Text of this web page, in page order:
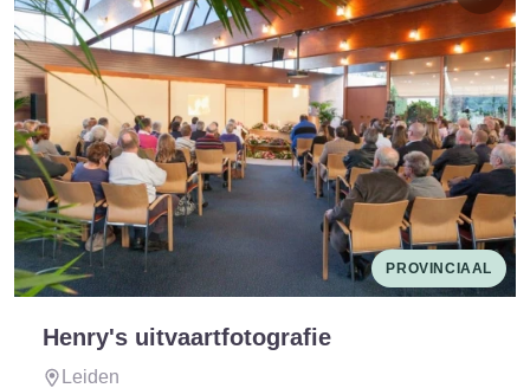
PROVINCIAAL
Henry's uitvaartfotografie
Leiden